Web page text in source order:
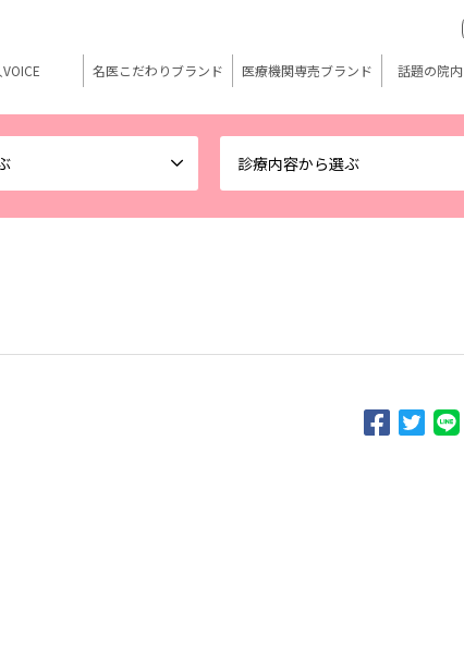
診療内容から選ぶ
名医こだわりブランド 医療機関専売ブランド 話題の院